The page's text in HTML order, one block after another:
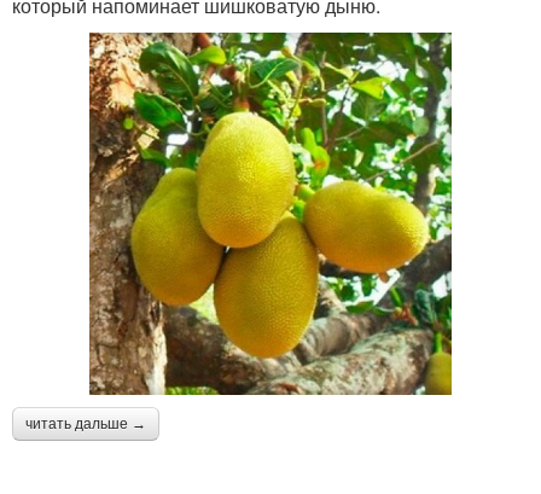
который напоминает шишковатую дыню.
читать дальше →